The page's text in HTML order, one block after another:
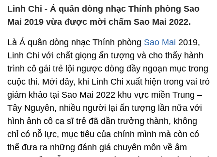
Linh Chi - Á quân dòng nhạc Thính phòng Sao
Mai 2019 vừa được mời chấm Sao Mai 2022.
Là Á quân dòng nhạc Thính phòng Sao Mai 2019,
Linh Chi với chất giọng ấn tượng và cho thấy hành
trình cô gái trẻ lội ngược dòng đầy ngoạn mục trong
cuộc thi. Mới đây, khi Linh Chi xuất hiện trong vai trò
giám khảo tại Sao Mai 2022 khu vực miền Trung –
Tây Nguyên, nhiều người lại ấn tượng lần nữa với
hình ảnh cô ca sĩ trẻ đã dần trưởng thành, không
chỉ có nỗ lực, mục tiêu của chính mình mà còn có
thể đưa ra những đánh giá chuyên môn về âm